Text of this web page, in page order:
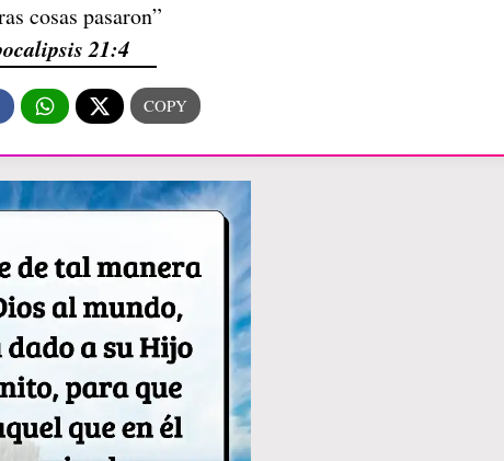
cosas pasaron”
21:4